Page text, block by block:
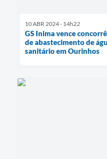
10 ABR 2024 - 14h22
GS Inima vence
de abastecimento de
sanitário em Ourinhos